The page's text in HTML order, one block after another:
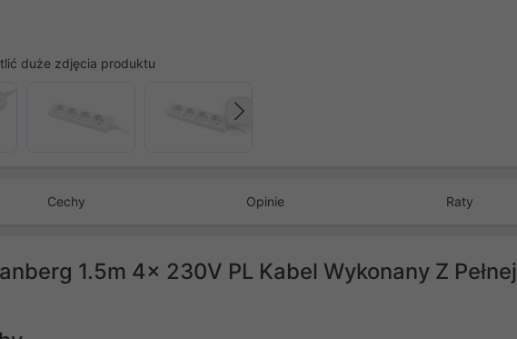
duże zdjęcia produktu
Cechy Opinie Raty
1.5m 4x 230V PL Kabel Wykonany Z Pełnej